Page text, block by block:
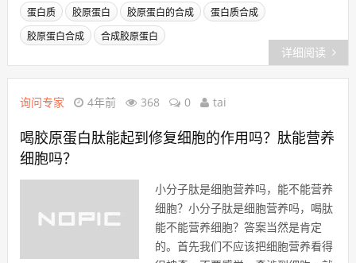
蛋白质 胶原蛋白 胶原蛋白的合成 蛋白质合成
胶原蛋白合成 合成胶原蛋白
详细阅读
询问专家 4年前 368 0 tai
喝胶原蛋白肽能起到修复细胞的作用吗？肽能营养
细胞吗？
小分子肽是细胞营养吗，能不能营养
细胞？小分子肽是细胞营养吗，喝肽
能不能营养细胞？答案当然是肯定
的。首先我们不应该把细胞营养看得